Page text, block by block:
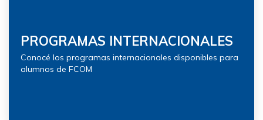
PROGRAMAS INTERNACIONALES
Conocé los programas internacionales disponibles para
alumnos de FCOM